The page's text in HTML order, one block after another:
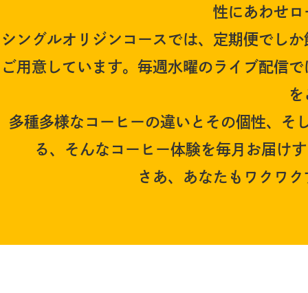
性にあわせ
シングルオリジンコースでは、定期便でし
ご用意しています。毎週水曜のライブ配信
多種多様なコーヒーの違いとその個性、そ
る、そんなコーヒー体験を毎月お届け
さあ、あなたもワクワ